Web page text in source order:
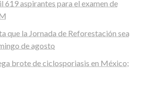
619 aspirantes para el examen de
que la Jornada de Reforestación sea
de agosto
brote de ciclosporiasis en México;